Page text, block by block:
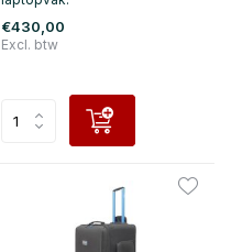
€430,00
Excl. btw